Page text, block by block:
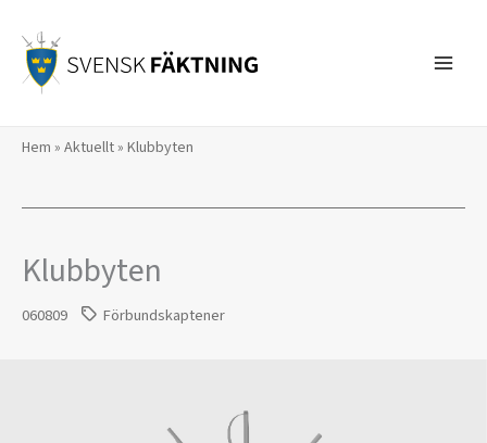
innehåll
Hem » Aktuellt» Klubbyten
Klubbyten
060809 Förbundskaptener